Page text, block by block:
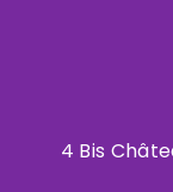
4 Bis